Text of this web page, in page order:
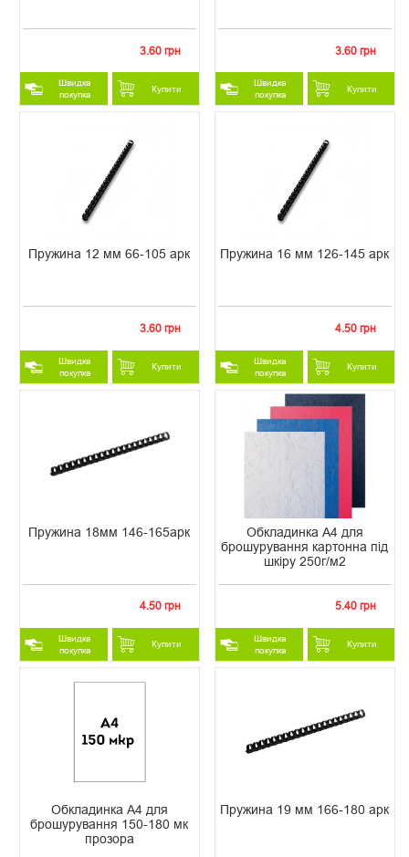
3.60 грн
Швидка
покупка
Купити
3.60 грн
Швидка
покупка
Купити
Пружина 12 мм 66-105 арк
3.60 грн
Швидка
покупка
Купити
Пружина 16 мм 126-145 арк
4.50 грн
Швидка
покупка
Купити
Пружина 18мм 146-165арк
4.50 грн
Швидка
покупка
Купити
Обкладинка А4 для
брошурування картонна під
шкіру 250г/м2
5.40 грн
Швидка
покупка
Купити
Обкладинка А4 для
брошурування 150-180 мк
прозора
Пружина 19 мм 166-180 арк